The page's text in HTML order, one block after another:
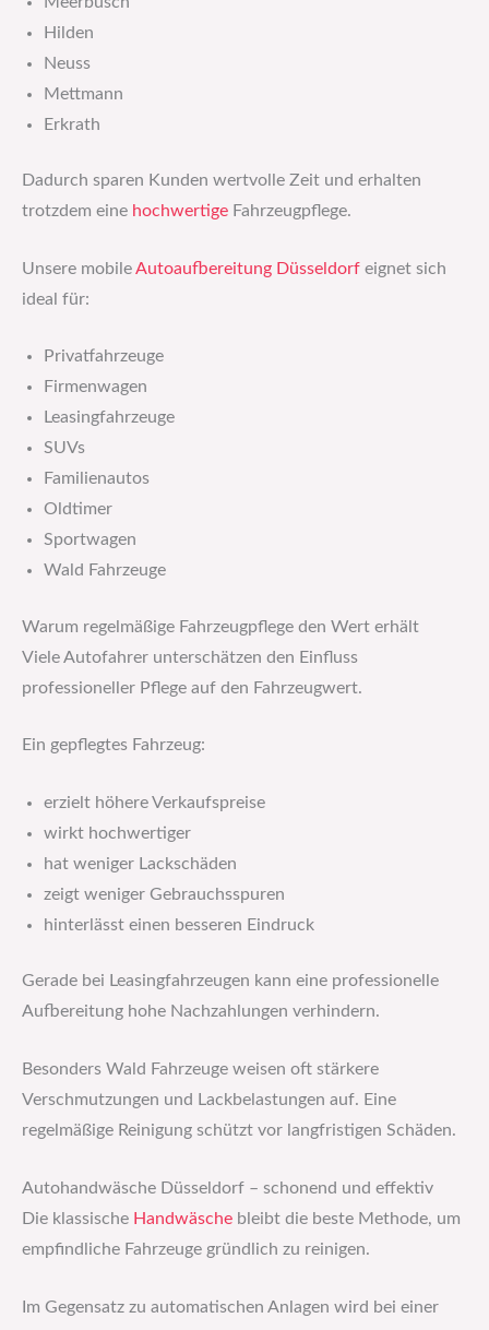
Hilden
Neuss
Mettmann
Erkrath
Dadurch sparen Kunden wertvolle Zeit und erhalten
trotzdem eine hochwertige Fahrzeugpflege.
Unsere mobile Autoaufbereitung Düsseldorf eignet sich
ideal für:
Privatfahrzeuge
Firmenwagen
Leasingfahrzeuge
SUVs
Familienautos
Oldtimer
Sportwagen
Wald Fahrzeuge
Warum regelmäßige Fahrzeugpflege den Wert erhält
Viele Autofahrer unterschätzen den Einfluss
professioneller Pflege auf den Fahrzeugwert.
Ein gepflegtes Fahrzeug:
erzielt höhere Verkaufspreise
wirkt hochwertiger
hat weniger Lackschäden
zeigt weniger Gebrauchsspuren
hinterlässt einen besseren Eindruck
Gerade bei Leasingfahrzeugen kann eine professionelle
Aufbereitung hohe Nachzahlungen verhindern.
Besonders Wald Fahrzeuge weisen oft stärkere
Verschmutzungen und Lackbelastungen auf. Eine
regelmäßige Reinigung schützt vor langfristigen Schäden.
Autohandwäsche Düsseldorf – schonend und effektiv
Die klassische Handwäsche bleibt die beste Methode, um
empfindliche Fahrzeuge gründlich zu reinigen.
Im Gegensatz zu automatischen Anlagen wird bei einer